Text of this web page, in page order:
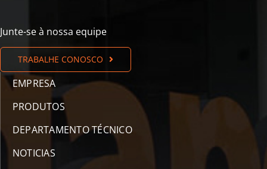
Junte-se à nossa equipe
TRABALHE CONOSCO
EMPRESA
PRODUTOS
DEPARTAMENTO TÉCNICO
NOTICIAS